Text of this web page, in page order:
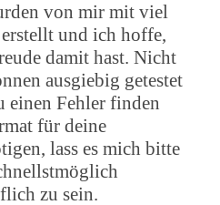
von mir mit viel
und ich hoffe,
damit hast. Nicht
ausgiebig getestet
einen Fehler finden
für deine
lass es mich bitte
zu sein.